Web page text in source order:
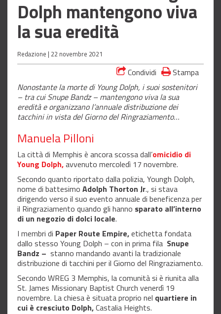
Dolph mantengono viva
la sua eredità
Redazione | 22 novembre 2021
Condividi
Stampa
Nonostante la morte di Young Dolph, i suoi sostenitori
– tra cui Snupe Bandz – mantengono viva la sua
eredità e organizzano l’annuale distribuzione dei
tacchini in vista del Giorno del Ringraziamento…
Manuela Pilloni
La città di Memphis è ancora scossa dall’omicidio di
Young Dolph,avvenuto mercoledì 17 novembre.
Secondo quanto riportato dalla polizia, Youngh Dolph,
nome di battesimo Adolph Thorton Jr., si stava
dirigendo verso il suo evento annuale di beneficenza per
il Ringraziamento quando gli hanno sparato all’interno
di un negozio di dolci locale.
I membri di Paper Route Empire,etichetta fondata
dallo stesso Young Dolph – con in prima fila Snupe
Bandz – stanno mandando avanti la tradizionale
distribuzione di tacchini per il Giorno del Ringraziamento.
Secondo WREG 3 Memphis, la comunità si è riunita alla
St. James Missionary Baptist Church venerdì 19
novembre. La chiesa è situata proprio nel quartiere in
cui è cresciuto Dolph,Castalia Heights.